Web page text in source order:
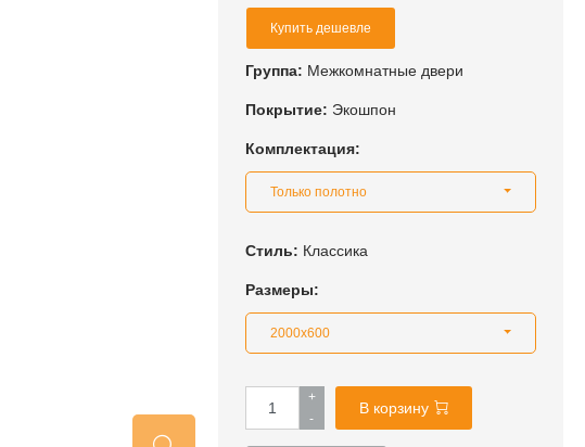
Купить дешевле
Группа: Межкомнатные двери
Покрытие: Экошпон
Комплектация:
Только полотно
Стиль: Классика
Размеры:
2000x600
+
-
В корзину